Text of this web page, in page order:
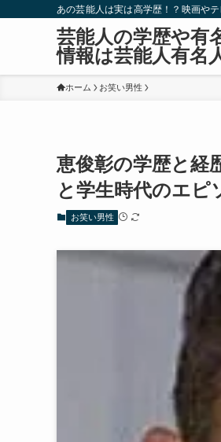
あの芸能人は実は高学歴！？映画や
芸能人の学歴や有
情報は芸能人有名
ホーム お笑い男性
恵俊彰の学歴と経
と学生時代のエピ
お笑い男性